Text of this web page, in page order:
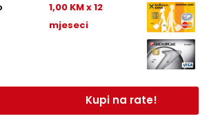
1,00 KM x 12
mjeseci
Kupi na rate!